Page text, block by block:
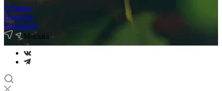
Отзывы
Новости
Контакты
Москва